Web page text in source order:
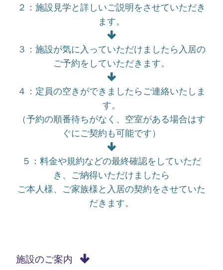
２：施設見学と詳しいご説明をさせていただき
ます。
３：施設が気に入っていただけましたら入居の
ご予約をしていただきます。
４：定員の空きができましたらご連絡いたしま
す。
（予約の順番待ちがなく、空室がある場合はす
ぐにご契約も可能です）
５：料金や規約などの最終確認をしていただ
き、ご納得いただけましたら
ご本人様、ご家族様と入居の契約をさせていた
だきます。
施設のご案内